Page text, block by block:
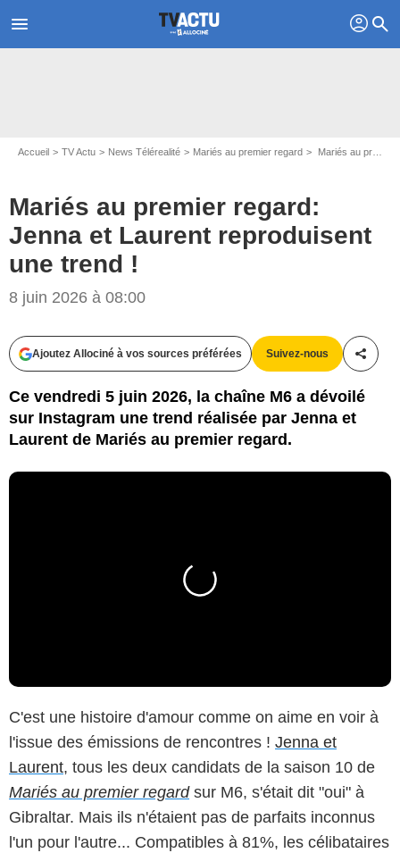
menu profil search
Accueil TV Actu News Télérealité Mariés au premier regard Mariés au premier regard: Jenna et Laurent reproduisent une trend !
Mariés au premier regard:
Jenna et Laurent reproduisent
une trend !
8 juin 2026 à 08:00
Ajoutez Allociné à vos sources préférées Suivez-nous
Ce vendredi 5 juin 2026, la chaîne M6 a dévoilé
sur Instagram une trend réalisée par Jenna et
Laurent de Mariés au premier regard.
C'est une histoire d'amour comme on aime en voir à
l'issue des émissions de rencontres ! Jenna et
Laurent, tous les deux candidats de la saison 10 de
Mariés au premier regardsur M6, s'était dit "oui" à
Gibraltar. Mais ils n'étaient pas de parfaits inconnus
l'un pour l'autre... Compatibles à 81%, les célibataires